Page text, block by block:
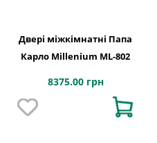
Двері міжкімнатні Папа
Карло Millenium ML-802
8375.00 грн